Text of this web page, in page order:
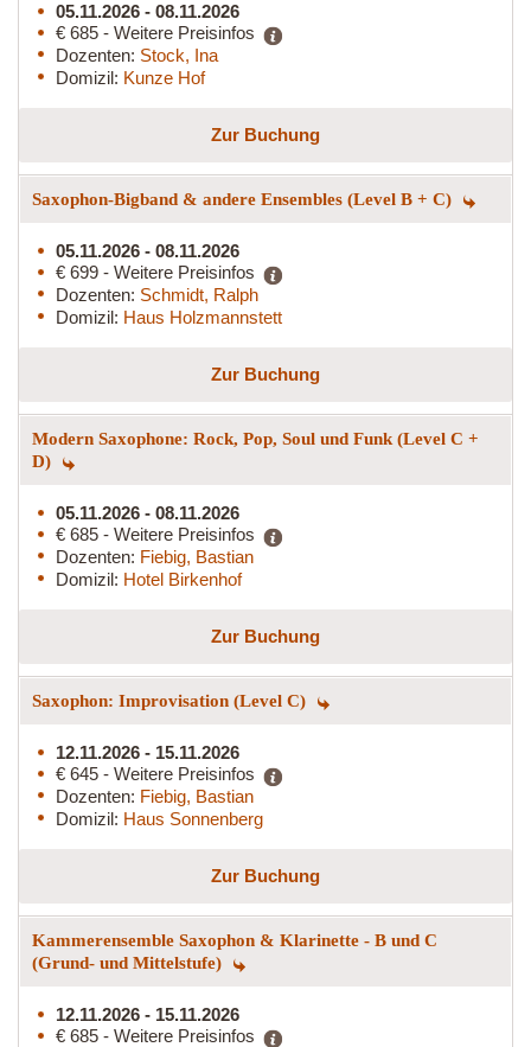
05.11.2026 - 08.11.2026
€ 685 - Weitere Preisinfos
Dozenten: Stock, Ina
Domizil: Kunze Hof
Zur Buchung
Saxophon-Bigband & andere Ensembles (Level B + C)
05.11.2026 - 08.11.2026
€ 699 - Weitere Preisinfos
Dozenten: Schmidt, Ralph
Domizil: Haus Holzmannstett
Zur Buchung
Modern Saxophone: Rock, Pop, Soul und Funk (Level C +
D)
05.11.2026 - 08.11.2026
€ 685 - Weitere Preisinfos
Dozenten: Fiebig, Bastian
Domizil: Hotel Birkenhof
Zur Buchung
Saxophon: Improvisation (Level C)
12.11.2026 - 15.11.2026
€ 645 - Weitere Preisinfos
Dozenten: Fiebig, Bastian
Domizil: Haus Sonnenberg
Zur Buchung
Kammerensemble Saxophon & Klarinette - B und C
(Grund- und Mittelstufe)
12.11.2026 - 15.11.2026
€ 685 - Weitere Preisinfos